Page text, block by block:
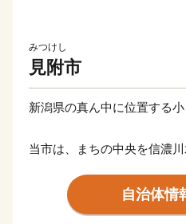
みつけし
見附市
新潟県の真ん中に位置する
当市は、まちの中央を信濃
って、毎年美味しい新潟米
産業面では古くから繊維の
自治体情